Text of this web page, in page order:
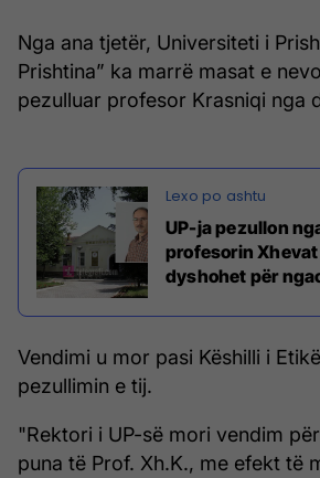
Nga ana tjetër, Universiteti i
Prishtina” ka marrë masat e
pezulluar profesor Krasniqi nga
UP-ja pezullon
profesorin
dyshohet për
Vendimi u mor pasi Këshilli i
pezullimin e tij.
"Rektori i UP-së mori vendim
puna të Prof. Xh.K., me efekt të